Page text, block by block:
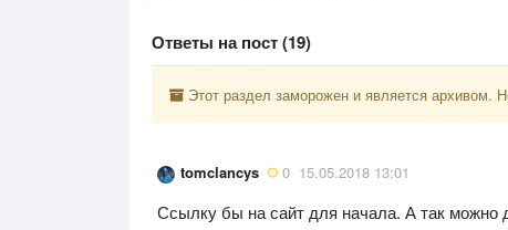
Ответы на пост (19)
Этот раздел заморожен и является архивом.
tomclancys 0 15.05.2018 13:01
Ссылку бы на сайт для начала. А так можно